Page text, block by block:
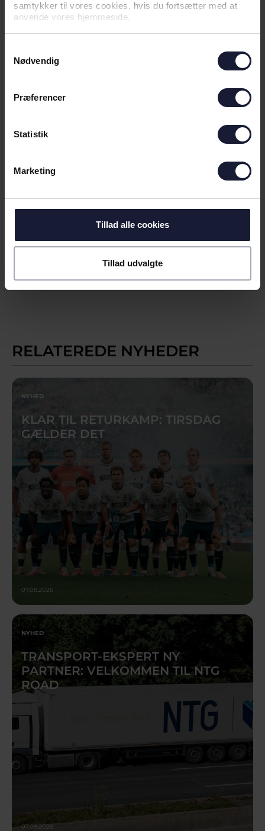
samtykker til vores cookies, hvis du fortsætter med at
anvende vores hjemmeside.
Nødvendig
Præferencer
Statistik
Marketing
Tillad alle cookies
Tillad udvalgte
- Ceres Park skal altid stå. Ligegyldigt hvad. Men
det kribler da lidt mere, fordi der er flere øjne på. Jo
mere sus giver det også i maven. Det kommer, når
vi nærmer os. Når banen står helt perfekt og jeg
kan mærke ”nu er den der”.
spørgsmål, hvordan plænen ser ud i privaten.
nyuddannet var det den flotteste på hele vejen.
Nu er der simpelthen ikke tid til det. Dér er AGF
Så er det jo heldigt, at Rasmus Lind har det med
- Det er nok det bedste, der findes. Sammen med
duften af en kold øl.
Du finder begge dele på Ceres Park den 23. juli,
lige her. Husk Aarhus Walk inden –
det kan du læse mere omher.
RELATEREDE NYHEDER
NYHED
KLAR TIL RETURKAMP: TIRSDAG
GÆLDER DET
07.08.2026
NYHED
TRANSPORT-EKSPERT NY
PARTNER: VELKOMMEN TIL NTG
ROAD
07.08.2026